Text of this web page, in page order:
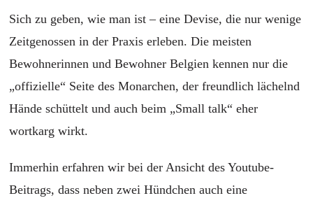
Sich zu geben, wie man ist – eine Devise, die nur wenige
Zeitgenossen in der Praxis erleben. Die meisten
Bewohnerinnen und Bewohner Belgien kennen nur die
„offizielle“ Seite des Monarchen, der freundlich lächelnd
Hände schüttelt und auch beim „Small talk“ eher
wortkarg wirkt.
Immerhin erfahren wir bei der Ansicht des Youtube-
Beitrags, dass neben zwei Hündchen auch eine